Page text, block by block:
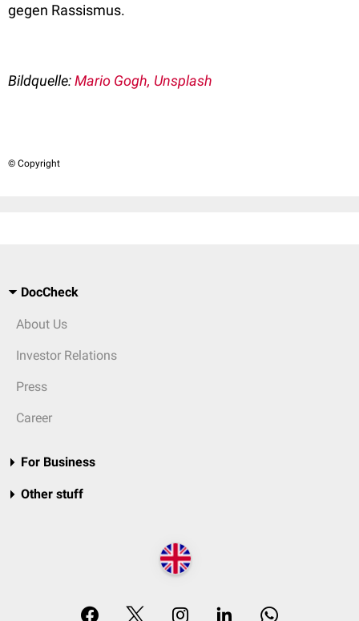
gegen Rassismus.
Bildquelle:Mario Gogh, Unsplash
© Copyright
DocCheck
About Us
Investor Relations
Press
Career
For Business
Other stuff